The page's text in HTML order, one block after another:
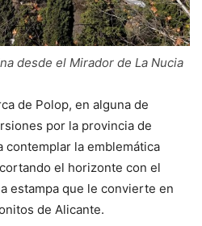
desde el Mirador de La Nucia
de Polop, en alguna de
por la provincia de
contemplar la emblemática
el horizonte con el
estampa que le convierte en
de Alicante.